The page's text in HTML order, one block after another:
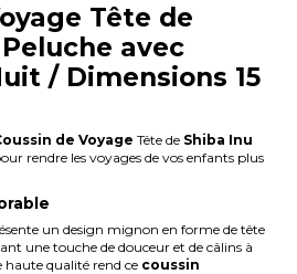
Tête de
avec
/ Dimensions 15
de Voyage Tête de Shiba Inu
rendre les voyages de vos enfants plus
un design mignon en forme de tête
une touche de douceur et de câlins à
haute qualité rend ce coussin